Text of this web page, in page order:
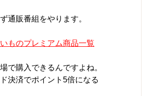
通販番組をやります。
ものプレミアム商品一覧
で購入できるんですよね。
決済でポイント5倍になる